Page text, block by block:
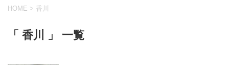
HOME > 香川
「 香川 」 一覧